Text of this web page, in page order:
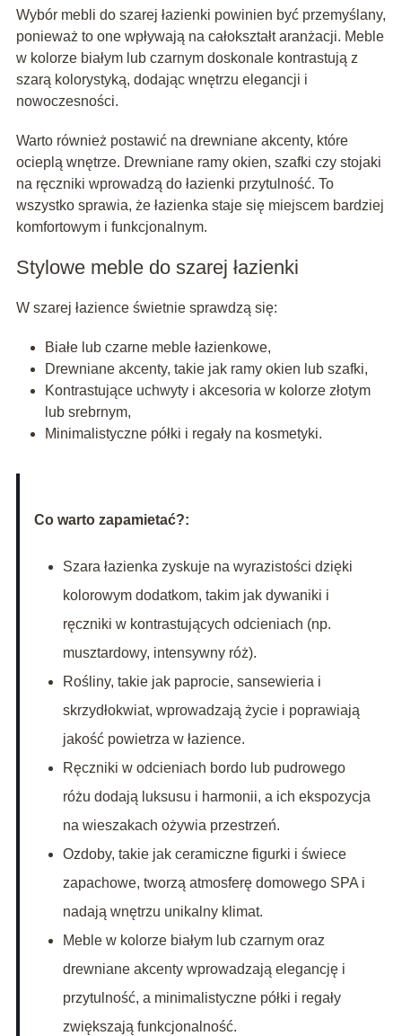
Wybór mebli do szarej łazienki powinien być przemyślany,
ponieważ to one wpływają na całokształt aranżacji. Meble
w kolorze białym lub czarnym doskonale kontrastują z
szarą kolorystyką, dodając wnętrzu elegancji i
nowoczesności.
Warto również postawić na drewniane akcenty, które
ocieplą wnętrze. Drewniane ramy okien, szafki czy stojaki
na ręczniki wprowadzą do łazienki przytulność. To
wszystko sprawia, że łazienka staje się miejscem bardziej
komfortowym i funkcjonalnym.
Stylowe meble do szarej łazienki
W szarej łazience świetnie sprawdzą się:
Białe lub czarne meble łazienkowe,
Drewniane akcenty, takie jak ramy okien lub szafki,
Kontrastujące uchwyty i akcesoria w kolorze złotym
lub srebrnym,
Minimalistyczne półki i regały na kosmetyki.
Co warto zapamietać?:
Szara łazienka zyskuje na wyrazistości dzięki
kolorowym dodatkom, takim jak dywaniki i
ręczniki w kontrastujących odcieniach (np.
musztardowy, intensywny róż).
Rośliny, takie jak paprocie, sansewieria i
skrzydłokwiat, wprowadzają życie i poprawiają
jakość powietrza w łazience.
Ręczniki w odcieniach bordo lub pudrowego
różu dodają luksusu i harmonii, a ich ekspozycja
na wieszakach ożywia przestrzeń.
Ozdoby, takie jak ceramiczne figurki i świece
zapachowe, tworzą atmosferę domowego SPA i
nadają wnętrzu unikalny klimat.
Meble w kolorze białym lub czarnym oraz
drewniane akcenty wprowadzają elegancję i
przytulność, a minimalistyczne półki i regały
zwiększają funkcjonalność.